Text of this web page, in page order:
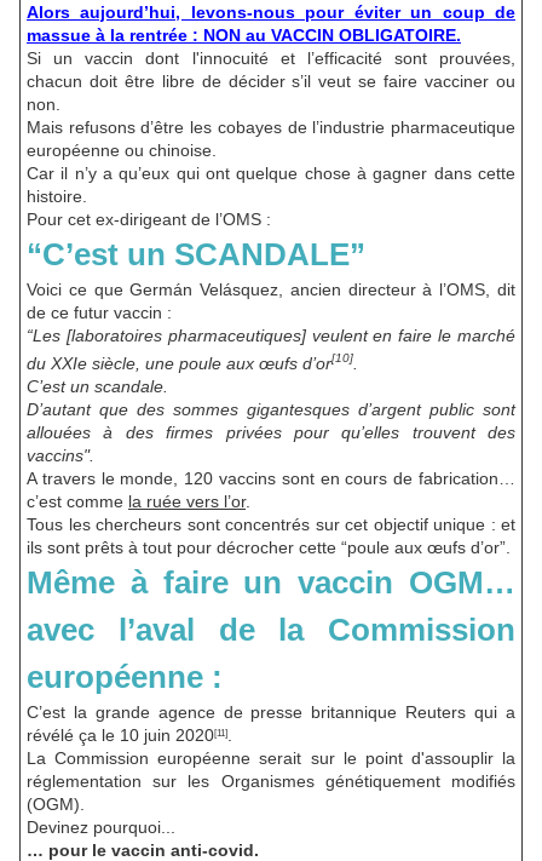
Alors aujourd’hui, levons-nous pour éviter un coup de
massue à la rentrée : NON au VACCIN OBLIGATOIRE.
Si un vaccin dont l'innocuité et l’efficacité sont prouvées,
chacun doit être libre de décider s’il veut se faire vacciner ou
non.
Mais refusons d’être les cobayes de l’industrie pharmaceutique
européenne ou chinoise.
Car il n’y a qu’eux qui ont quelque chose à gagner dans cette
histoire.
Pour cet ex-dirigeant de l’OMS :
“C’est un SCANDALE”
Voici ce que Germán Velásquez, ancien directeur à l’OMS, dit
de ce futur vaccin :
“Les [laboratoires pharmaceutiques] veulent en faire le marché
du XXIe siècle, une poule aux œufs d’or[10]
C’est un scandale.
D’autant que des sommes gigantesques d’argent public sont
allouées à des firmes privées pour qu’elles trouvent des
vaccins".
A travers le monde, 120 vaccins sont en cours de fabrication…
c’est comme la ruée vers l’or.
Tous les chercheurs sont concentrés sur cet objectif unique : et
ils sont prêts à tout pour décrocher cette “poule aux œufs d’or”.
Même à faire un vaccin OGM…
avec l’aval de la Commission
européenne :
C’est la grande agence de presse britannique Reuters qui a
révélé ça le 10 juin 2020[11]
La Commission européenne serait sur le point d'assouplir la
réglementation sur les Organismes génétiquement modifiés
(OGM).
Devinez pourquoi...
… pour le vaccin anti-covid.